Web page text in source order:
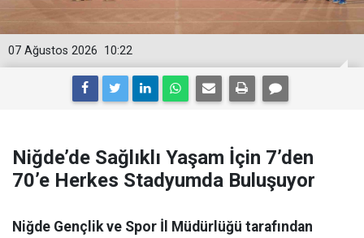
10:22
07 Ağustos 2026
Niğde’de Sağlıklı Yaşam İçin 7’den
70’e Herkes Stadyumda Buluşuyor
Niğde Gençlik ve Spor İl Müdürlüğü tarafından